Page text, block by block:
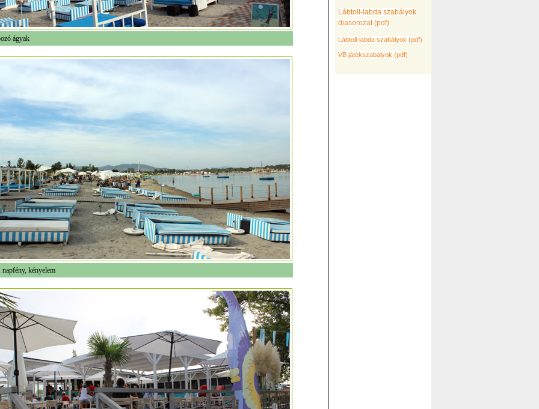
Lábtoll-labda szabályok
diasorozat (pdf)
Lábtoll-labda szabályok (pdf)
VB játékszabályok (pdf)
ágyak
kényelem